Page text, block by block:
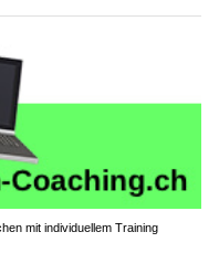
mit individuellem Training